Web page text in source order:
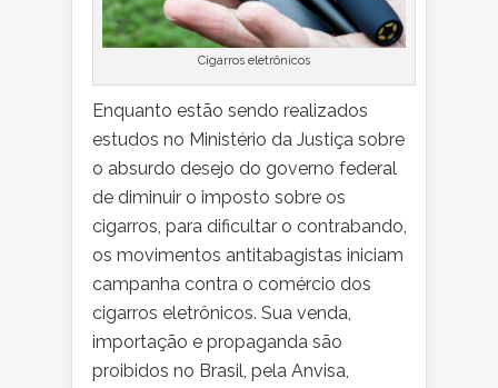
Cigarros eletrônicos
Enquanto estão sendo realizados
estudos no Ministério da Justiça sobre
o absurdo desejo do governo federal
de diminuir o imposto sobre os
cigarros, para dificultar o contrabando,
os movimentos antitabagistas iniciam
campanha contra o comércio dos
cigarros eletrônicos. Sua venda,
importação e propaganda são
proibidos no Brasil, pela Anvisa,